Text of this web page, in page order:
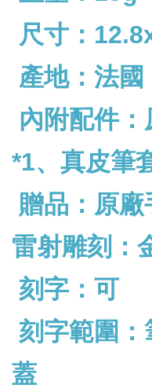
尺寸：
產地：法國
內附配件
*1、真皮筆
贈品：原廠
雷射雕刻：
刻字：可
刻字範圍
蓋